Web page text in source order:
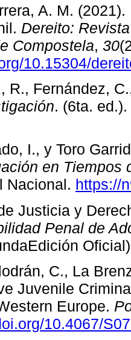
A. M.
Dereito:
Compostela, 30
10.15304/
R., Fernández,
. (6ta.
I., y Toro
en Tiempos
Nacional. https://
Justicia y
Penal de
C., La
Juvenile
Europe.
10.4067/